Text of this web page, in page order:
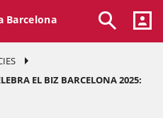
Barcelona
EL BIZ BARCELONA 2025: